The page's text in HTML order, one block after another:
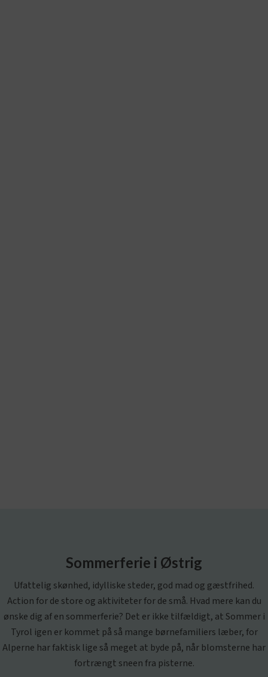
Sommerferie i Østrig
Ufattelig skønhed, idylliske steder, god mad og gæstfrihed.
Action for de store og aktiviteter for de små. Hvad mere kan du
ønske dig af en sommerferie? Det er ikke tilfældigt, at Sommer i
Tyrol igen er kommet på så mange børnefamiliers læber, for
Alperne har faktisk lige så meget at byde på, når blomsterne har
fortrængt sneen fra pisterne.